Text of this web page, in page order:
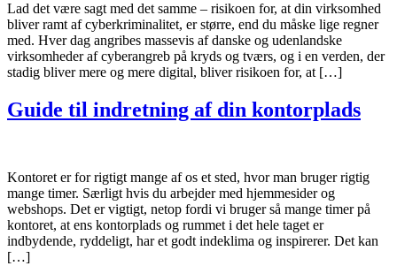
Lad det være sagt med det samme – risikoen for, at din virksomhed
bliver ramt af cyberkriminalitet, er større, end du måske lige regner
med. Hver dag angribes massevis af danske og udenlandske
virksomheder af cyberangreb på kryds og tværs, og i en verden, der
stadig bliver mere og mere digital, bliver risikoen for, at […]
Guide til indretning af din kontorplads
Kontoret er for rigtigt mange af os et sted, hvor man bruger rigtig
mange timer. Særligt hvis du arbejder med hjemmesider og
webshops. Det er vigtigt, netop fordi vi bruger så mange timer på
kontoret, at ens kontorplads og rummet i det hele taget er
indbydende, ryddeligt, har et godt indeklima og inspirerer. Det kan
[…]